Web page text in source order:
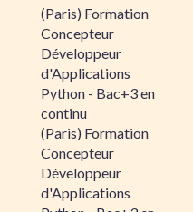
(Paris) Formation
Concepteur
Développeur
d'Applications
Python - Bac+3 en
continu
(Paris) Formation
Concepteur
Développeur
d'Applications